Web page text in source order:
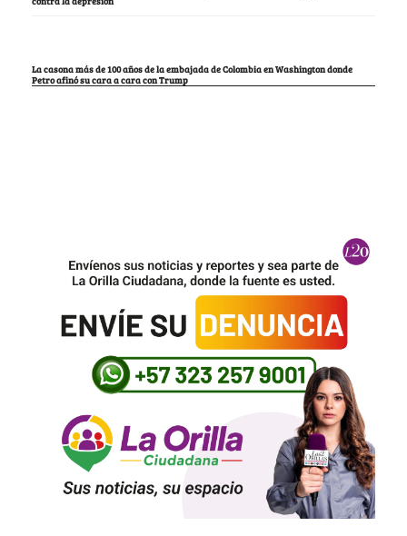
La casona más de 100 años de la embajada de Colombia en Washington donde
Petro afinó su cara a cara con Trump